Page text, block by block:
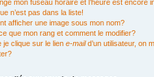
mon fuseau horaire et l’heure est encore
n’est pas dans la liste!
afficher une image sous mon nom?
que mon rang et comment le modifier?
je clique sur le lien e-maild’un utilisateur, on